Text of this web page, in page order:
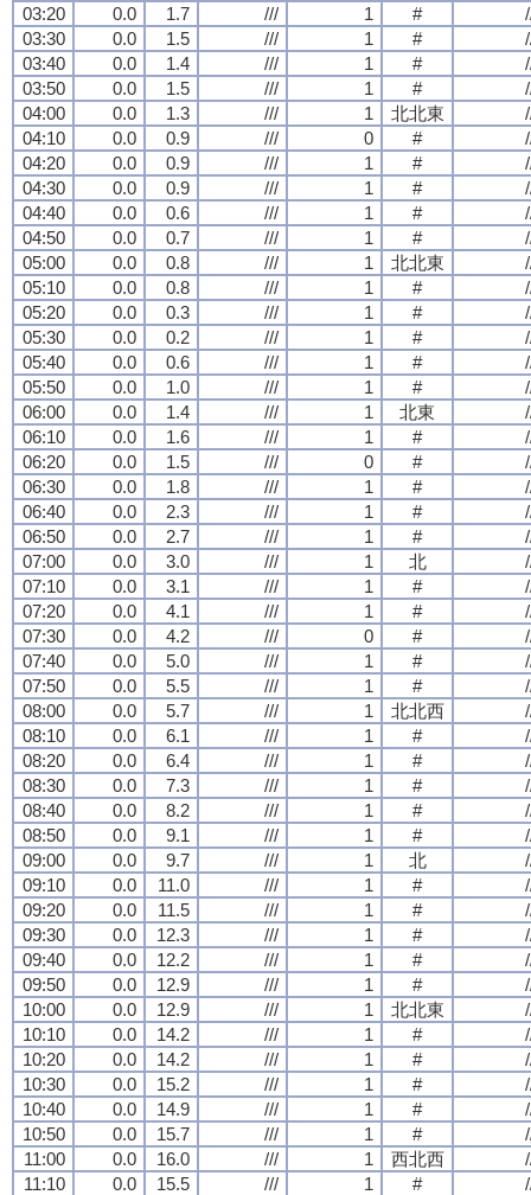
03:20
0.0 1.7 /// 1 #
03:30
0.0 1.5 /// 1 #
03:40
0.0 1.4 /// 1 #
03:50
0.0 1.5 /// 1 #
04:00
0.0 1.3 /// 1 北北東
04:10
0.0 0.9 /// 0 #
04:20
0.0 0.9 /// 1 #
04:30
0.0 0.9 /// 1 #
04:40
0.0 0.6 /// 1 #
04:50
0.0 0.7 /// 1 #
05:00
0.0 0.8 /// 1 北北東
05:10
0.0 0.8 /// 1 #
05:20
0.0 0.3 /// 1 #
05:30
0.0 0.2 /// 1 #
05:40
0.0 0.6 /// 1 #
05:50
0.0 1.0 /// 1 #
06:00
0.0 1.4 /// 1 北東
06:10
0.0 1.6 /// 1 #
06:20
0.0 1.5 /// 0 #
06:30
0.0 1.8 /// 1 #
06:40
0.0 2.3 /// 1 #
06:50
0.0 2.7 /// 1 #
07:00
0.0 3.0 /// 1 北
07:10
0.0 3.1 /// 1 #
07:20
0.0 4.1 /// 1 #
07:30
0.0 4.2 /// 0 #
07:40
0.0 5.0 /// 1 #
07:50
0.0 5.5 /// 1 #
08:00
0.0 5.7 /// 1 北北西
08:10
0.0 6.1 /// 1 #
08:20
0.0 6.4 /// 1 #
08:30
0.0 7.3 /// 1 #
08:40
0.0 8.2 /// 1 #
08:50
0.0 9.1 /// 1 #
09:00
0.0 9.7 /// 1 北
09:10
0.0 11.0 /// 1 #
09:20
0.0 11.5 /// 1 #
09:30
0.0 12.3 /// 1 #
09:40
0.0 12.2 /// 1 #
09:50
0.0 12.9 /// 1 #
10:00
0.0 12.9 /// 1 北北東
10:10
0.0 14.2 /// 1 #
10:20
0.0 14.2 /// 1 #
10:30
0.0 15.2 /// 1 #
10:40
0.0 14.9 /// 1 #
10:50
0.0 15.7 /// 1 #
11:00
0.0 16.0 /// 1 西北西
11:10
0.0 15.5 /// 1 #